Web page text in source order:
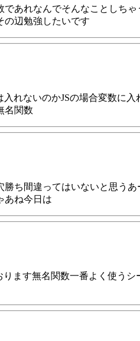
あれなんでそんなことしち
の辺勉強したいです
れないのかJSの場合変数に
名関数
ち間違ってはいないと思う
あね今日は
ます無名関数一番よく使う